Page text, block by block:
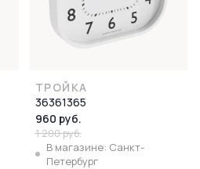
ТРОЙКА
36361365
960 руб.
1 200 руб.
В магазине: Санкт-
Петербург